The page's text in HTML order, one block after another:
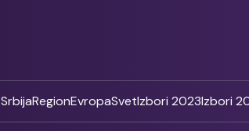
SrbijaRegionEvropaSvetIzbori 2023Izbori